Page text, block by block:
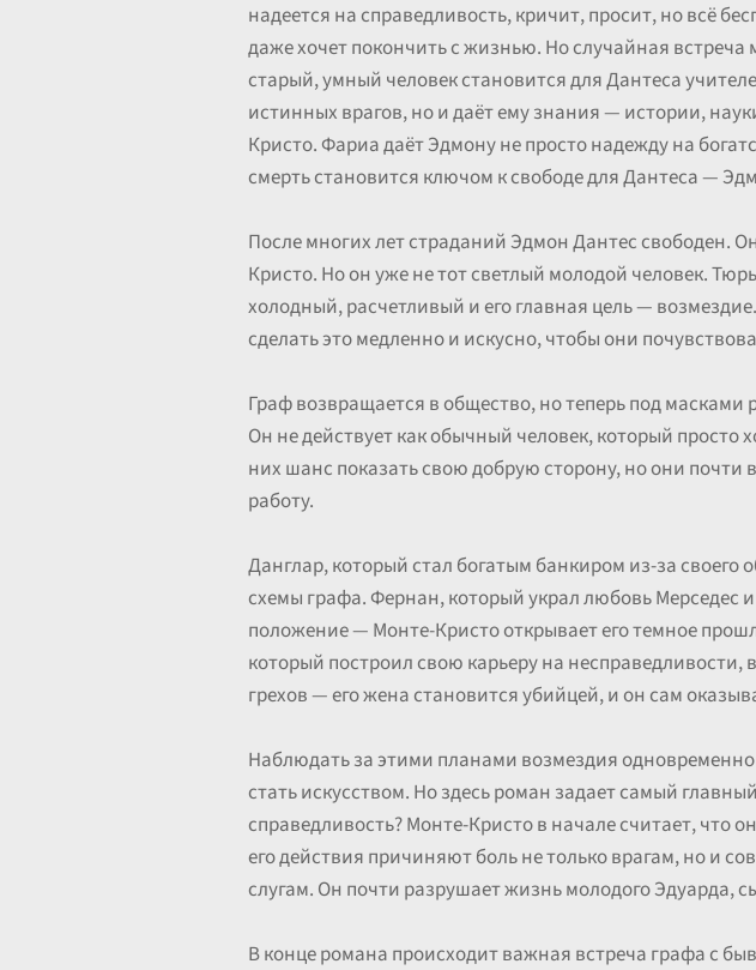
надеется на справедливость, кричит, просит, но всё
даже хочет покончить с жизнью. Но случайная встреча
старый, умный человек становится для Дантеса
истинных врагов, но и даёт ему знания — истории,
Кристо. Фариа даёт Эдмону не просто надежду на
смерть становится ключом к свободе для Дантеса —
После многих лет страданий Эдмон Дантес свободен.
Кристо. Но он уже не тот светлый молодой человек.
холодный, расчетливый и его главная цель —
сделать это медленно и искусно, чтобы они
Граф возвращается в общество, но теперь под
Он не действует как обычный человек, который просто
них шанс показать свою добрую сторону, но они почти
работу.
Данглар, который стал богатым банкиром из-за
схемы графа. Фернан, который украл любовь Мерседес
положение — Монте-Кристо открывает его темное
который построил свою карьеру на несправедливости,
грехов — его жена становится убийцей, и он сам
Наблюдать за этими планами возмездия
стать искусством. Но здесь роман задает самый
справедливость? Монте-Кристо в начале считает, что
его действия причиняют боль не только врагам, но
слугам. Он почти разрушает жизнь молодого Эдуарда,
В конце романа происходит важная встреча графа с